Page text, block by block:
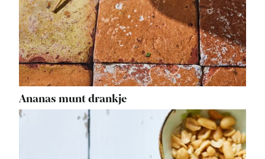
Ananas munt drankje